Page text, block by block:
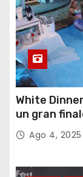
White
un gran
Ago 4, 2025